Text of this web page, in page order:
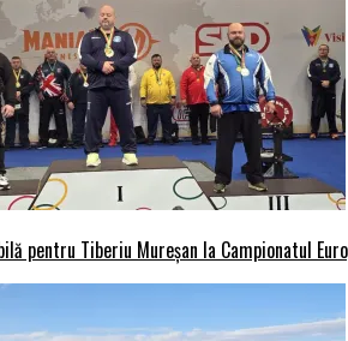
pentru Tiberiu Mureșan la Campionatul